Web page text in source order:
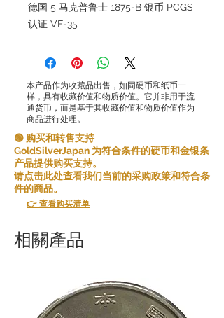
德国 5 马克普鲁士 1875-B 银币 PCGS
认证 VF-35
本产品作为收藏品出售，如同硬币和纸币一
样，具有收藏价值和物质价值。它并非用于流
通货币，而是基于其收藏价值和物质价值作为
商品进行处理。
🟢 购买和转售支持
GoldSilverJapan 为符合条件的硬币和金银条
产品提供购买支持。
请点击此处查看我们当前的采购政策和符合条
件的商品。
👉 查看购买清单
相關產品